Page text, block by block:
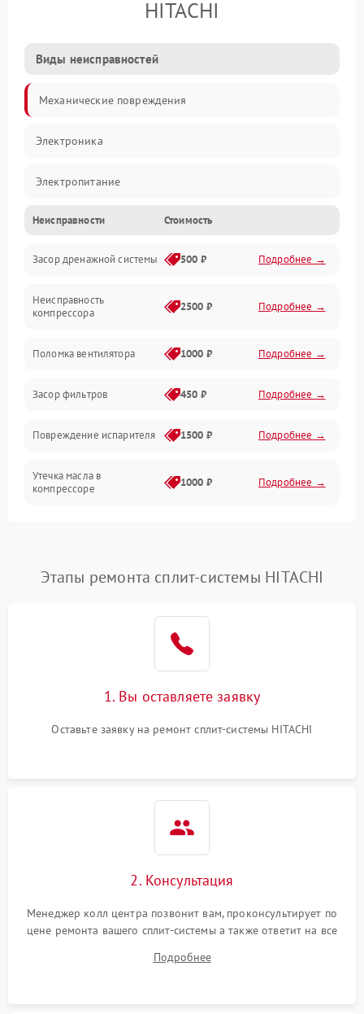
HITACHI
Виды неисправностей
Механические повреждения
Электроника
Электропитание
Вентиляция
Холод
Обогрев
Неисправности Стоимость
Засор дренажной системы 500 ₽ Подробнее →
Неисправность
компрессора
2500 ₽ Подробнее →
Поломка вентилятора 1000 ₽ Подробнее →
Засор фильтров 450 ₽ Подробнее →
Повреждение испарителя 1500 ₽ Подробнее →
Утечка масла в
компрессоре
1000 ₽ Подробнее →
Неисправность
750 ₽
Этапы ремонта сплит-системы HITACHI
1. Вы оставляете заявку
Оставьте заявку на ремонт сплит-системы HITACHI
2. Консультация
Менеджер колл центра позвонит вам, проконсультирует по
цене ремонта вашего сплит-системы а также ответит на все
Подробнее